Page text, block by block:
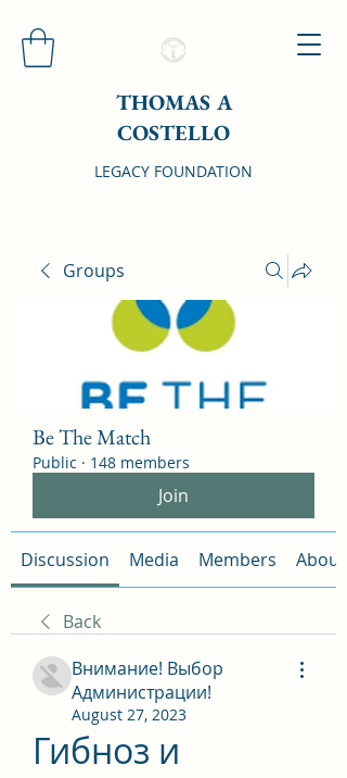
THOMAS A
COSTELLO
LEGACY FOUNDATION
Groups
Be The Match
Public · 148 members
Join
Discussion Media Members About
Back
Внимание! Выбор
Администрации!
August 27, 2023
Гибноз и